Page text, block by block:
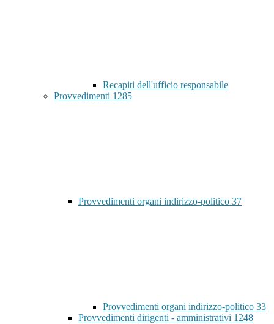
Recapiti dell'ufficio responsabile
Provvedimenti 1285
Provvedimenti organi indirizzo-politico 37
Provvedimenti organi indirizzo-politico 33
Provvedimenti dirigenti - amministrativi 1248